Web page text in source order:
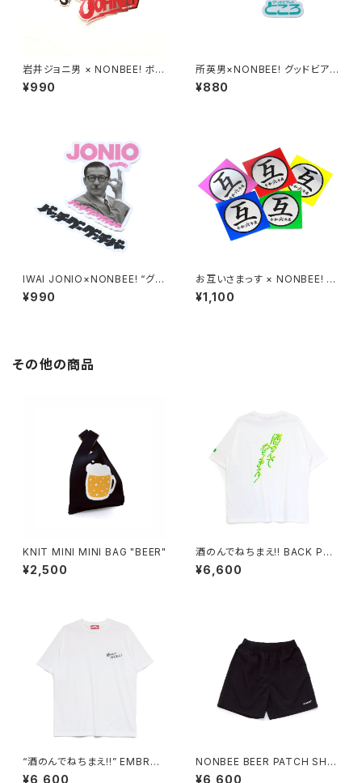
岩井ジョニ男 × NONBEE! ボウ
イ風コラボステッカー2枚セット
¥990
所英男×NONBEE! グッドビア
ーのところ STICKER 2枚セット
¥880
IWAI JONIO×NONBEE! “グッ
チバー” STICKER 2枚セット
¥990
お互いさまっす × NONBEE! C
OLLAB “互” STICKER SET(5
colors)
¥1,100
その他の商品
KNIT MINI MINI BAG "BEER"
¥2,500
酒のんでねちまえ!! BACK PRI
NT TEE white/new neon-c
olor
¥6,600
“酒のんでねちまえ!!” EMBROI
DERED TEE BASIC SIZE whi
¥6,600
NONBEE BEER PATCH SHO
RTS black
¥6,600